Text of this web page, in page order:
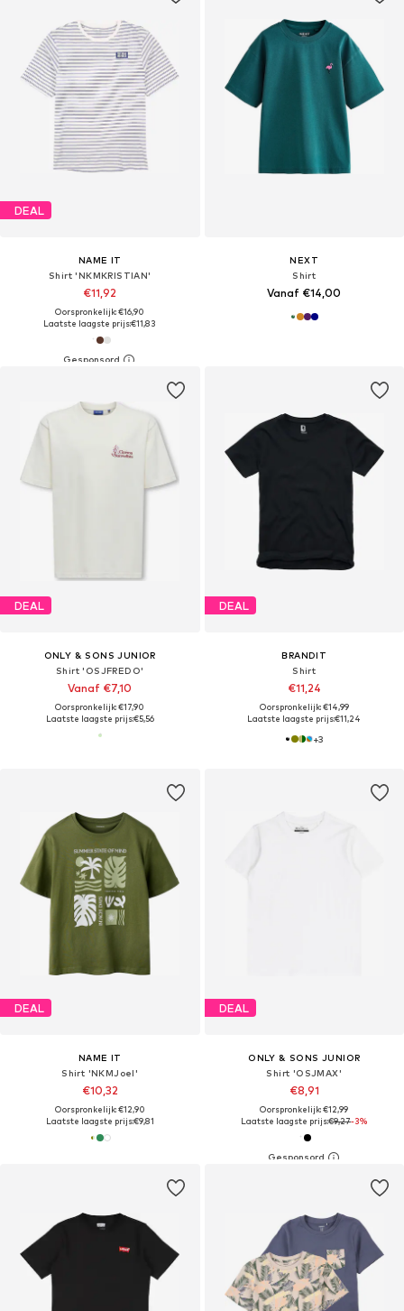
DEAL
NAME IT
Shirt 'NKMKRISTIAN'
€11,92
Oorspronkelijk: €16,90
Laatste laagste prijs:€11,83
NEXT
Shirt
Vanaf €14,00
DEAL
ONLY & SONS JUNIOR
Shirt 'OSJFREDO'
Vanaf €7,10
Oorspronkelijk: €17,90
Laatste laagste prijs:€5,56
DEAL
BRANDIT
Shirt
€11,24
Oorspronkelijk: €14,99
Laatste laagste prijs:€11,24
+3
DEAL
NAME IT
Shirt 'NKMJoel'
€10,32
Oorspronkelijk: €12,90
Laatste laagste prijs:€9,81
DEAL
ONLY & SONS JUNIOR
Shirt 'OSJMAX'
€8,91
Oorspronkelijk: €12,99
Laatste laagste prijs:€9,27-3%